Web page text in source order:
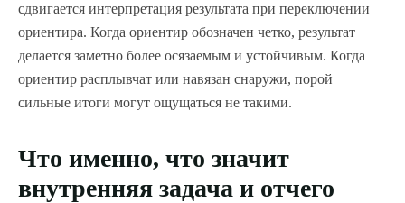
сдвигается интерпретация результата при переключении
ориентира. Когда ориентир обозначен четко, результат
делается заметно более осязаемым и устойчивым. Когда
ориентир расплывчат или навязан снаружи, порой
сильные итоги могут ощущаться не такими.
Что именно, что значит
внутренняя задача и отчего